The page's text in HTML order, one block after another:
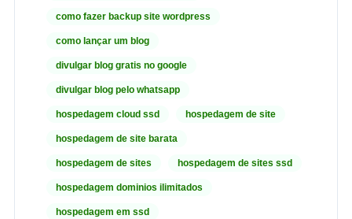
como fazer backup site wordpress
como lançar um blog
divulgar blog gratis no google
divulgar blog pelo whatsapp
hospedagem cloud ssd hospedagem de site
hospedagem de site barata
hospedagem de sites hospedagem de sites ssd
hospedagem dominios ilimitados
hospedagem em ssd